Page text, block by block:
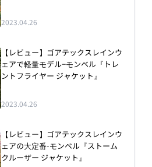
2023.04.26
【レビュー】ゴアテックスレインウ
ェアで軽量モデル−モンベル『トレ
ントフライヤー ジャケット』
2023.04.26
【レビュー】ゴアテックスレインウ
ェアの大定番-モンベル『ストーム
クルーザー ジャケット』